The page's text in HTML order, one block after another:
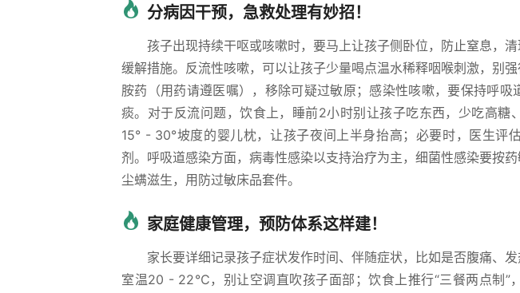
分病因干预，急救处理有妙招！
孩子出现持续干呕或咳嗽时，要马上让孩子侧卧位，防止窒息，
缓解措施。反流性咳嗽，可以让孩子少量喝点温水稀释咽喉刺激，别
胺药（用药请遵医嘱），移除可疑过敏原；感染性咳嗽，要保持呼
痰。对于反流问题，饮食上，睡前2小时别让孩子吃东西，少吃高糖
15° - 30°坡度的婴儿枕，让孩子夜间上半身抬高；必要时，医生评
剂。呼吸道感染方面，病毒性感染以支持治疗为主，细菌性感染要按
尘螨滋生，用防过敏床品套件。
家庭健康管理，预防体系这样建！
家长要详细记录孩子症状发作时间、伴随症状，比如是否腹痛、
室温20 - 22℃，别让空调直吹孩子面部；饮食上推行“三餐两点制”